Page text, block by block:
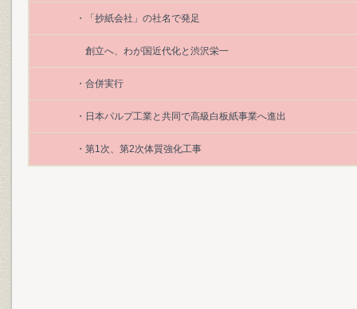
・「抄紙会社」の社名で発足
創立へ、わが国近代化と渋沢栄一
・合併実行
・日本パルプ工業と共同で高級白板紙事業へ進出
・第1次、第2次体質強化工事